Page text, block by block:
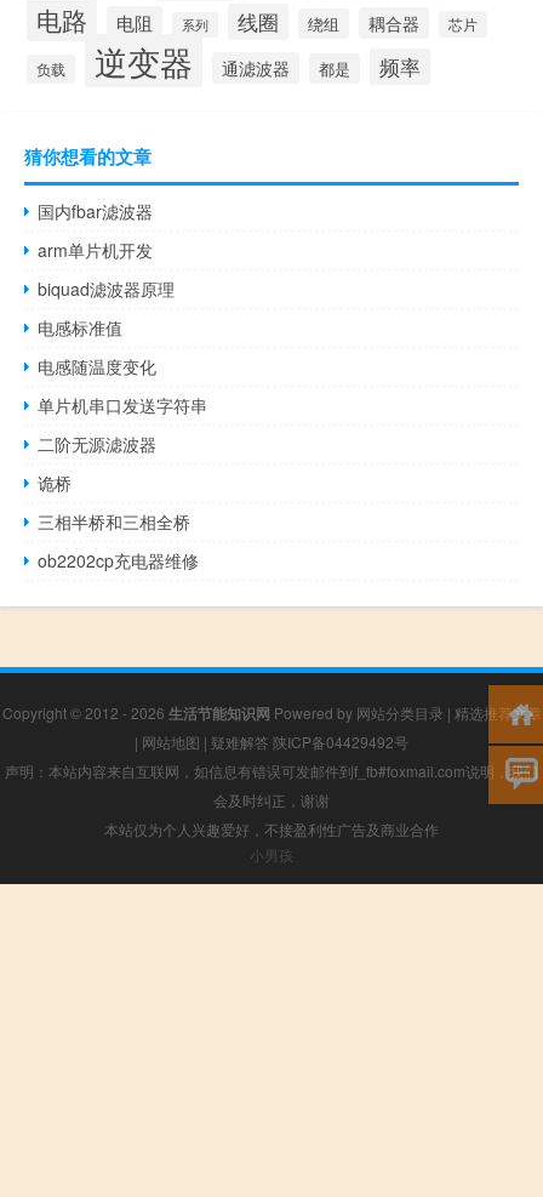
电路 电阻 系列 线圈 绕组 耦合器 芯片
负载 逆变器 通滤波器 都是 频率
猜你想看的文章
国内fbar滤波器
arm单片机开发
biquad滤波器原理
电感标准值
电感随温度变化
单片机串口发送字符串
二阶无源滤波器
诡桥
三相半桥和三相全桥
ob2202cp充电器维修
Copyright © 2012 - 2026 生活节能知识网 Powered by 网站分类目录 | 精选推荐文章
| 网站地图 | 疑难解答 陕ICP备04429492号
声明：本站内容来自互联网，如信息有错误可发邮件到f_fb#foxmail.com说明，我们
会及时纠正，谢谢
本站仅为个人兴趣爱好，不接盈利性广告及商业合作
小男孩